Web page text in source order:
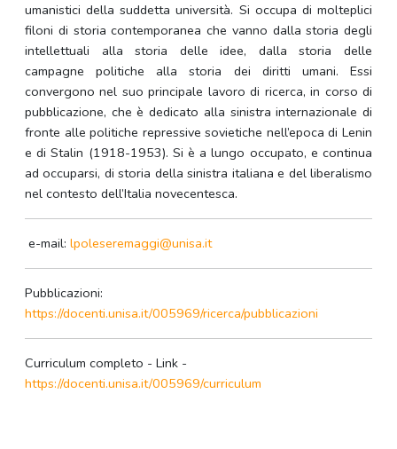
umanistici della suddetta università. Si occupa di molteplici
filoni di storia contemporanea che vanno dalla storia degli
intellettuali alla storia delle idee, dalla storia delle
campagne politiche alla storia dei diritti umani. Essi
convergono nel suo principale lavoro di ricerca, in corso di
pubblicazione, che è dedicato alla sinistra internazionale di
fronte alle politiche repressive sovietiche nell’epoca di Lenin
e di Stalin (1918-1953). Si è a lungo occupato, e continua
ad occuparsi, di storia della sinistra italiana e del liberalismo
nel contesto dell’Italia novecentesca.
e-mail: lpoleseremaggi@unisa.it
Pubblicazioni:
https://docenti.unisa.it/005969/ricerca/pubblicazioni
Curriculum completo - Link -
https://docenti.unisa.it/005969/curriculum